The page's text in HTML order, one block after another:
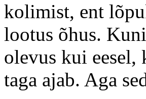
kolimist, ent
lootus õhus.
olevus kui eesel,
taga ajab. Aga